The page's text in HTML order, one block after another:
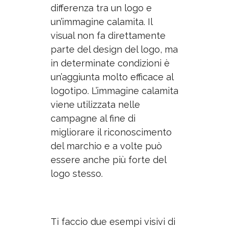
differenza tra un logo e
un’immagine calamita. Il
visual non fa direttamente
parte del design del logo, ma
in determinate condizioni è
un’aggiunta molto efficace al
logotipo. L’immagine calamita
viene utilizzata nelle
campagne al fine di
migliorare il riconoscimento
del marchio e a volte può
essere anche più forte del
logo stesso.
Ti faccio due esempi visivi di